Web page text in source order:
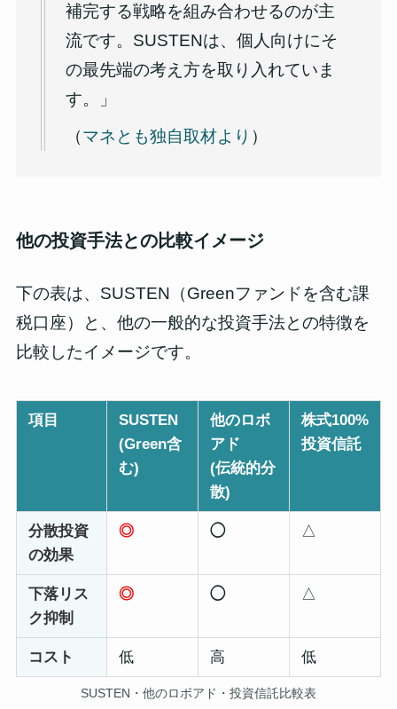
補完する戦略を組み合わせるのが主
流です。SUSTENは、個人向けにそ
の最先端の考え方を取り入れていま
す。」
（マネとも独自取材より ）
他の投資手法との比較イメージ
下の表は、SUSTEN（Greenファンドを含む課
税口座）と、他の一般的な投資手法との特徴を
比較したイメージです。
項目
SUSTEN
(Green含
む)
他のロボ
アド
(伝統的分
散)
株式100%
投資信託
分散投資
の効果
◎ ◯ △
下落リス
ク抑制
◎ ◯ △
コスト 低 高 低
SUSTEN・他のロボアド・投資信託比較表